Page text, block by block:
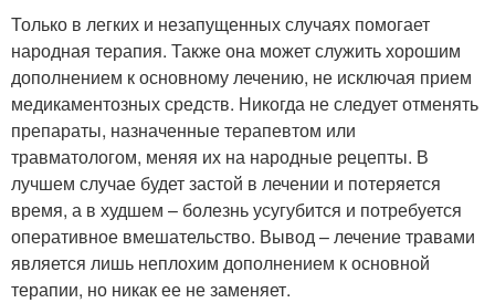
Только в легких и незапущенных случаях помогает
народная терапия. Также она может служить хорошим
дополнением к основному лечению, не исключая прием
медикаментозных средств. Никогда не следует отменять
препараты, назначенные терапевтом или
травматологом, меняя их на народные рецепты. В
лучшем случае будет застой в лечении и потеряется
время, а в худшем – болезнь усугубится и потребуется
оперативное вмешательство. Вывод – лечение травами
является лишь неплохим дополнением к основной
терапии, но никак ее не заменяет.